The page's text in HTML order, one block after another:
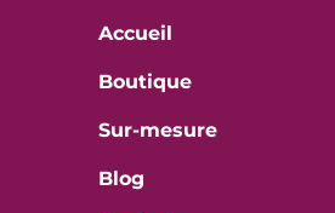
Accueil
Boutique
Sur-mesure
Blog